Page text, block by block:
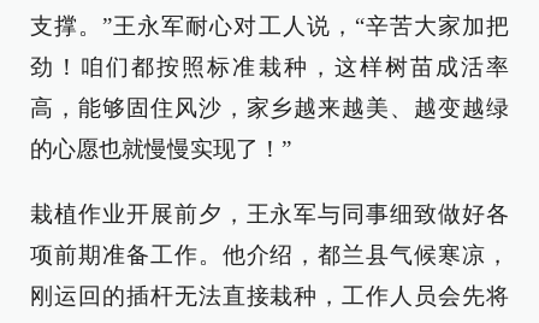
支撑。”王永军耐心对工人说，“辛苦大家加把
劲！咱们都按照标准栽种，这样树苗成活率
高，能够固住风沙，家乡越来越美、越变越绿
的心愿也就慢慢实现了！”
栽植作业开展前夕，王永军与同事细致做好各
项前期准备工作。他介绍，都兰县气候寒凉，
刚运回的插杆无法直接栽种，工作人员会先将